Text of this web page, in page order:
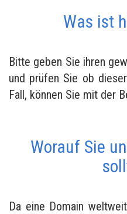
Was ist
Bitte geben Sie ihren
und prüfen Sie ob
Fall, können Sie mit der
Worauf Sie
Da eine Domain